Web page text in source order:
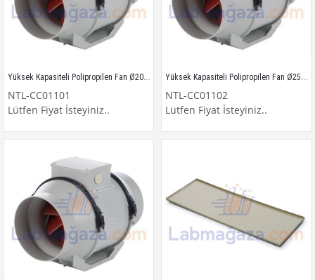
Yüksek Kapasiteli Polipropilen Fan Ø200mm
NTL-CC01101
Lütfen Fiyat İsteyiniz..
Yüksek Kapasiteli Polipropilen Fan Ø250mm
NTL-CC01102
Lütfen Fiyat İsteyiniz..